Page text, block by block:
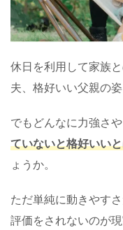
休日を利用して家族
夫、格好いい父親の
でもどんなに力強さ
ていないと格好いい
ょうか。
ただ単純に動きやす
評価をされないのが現